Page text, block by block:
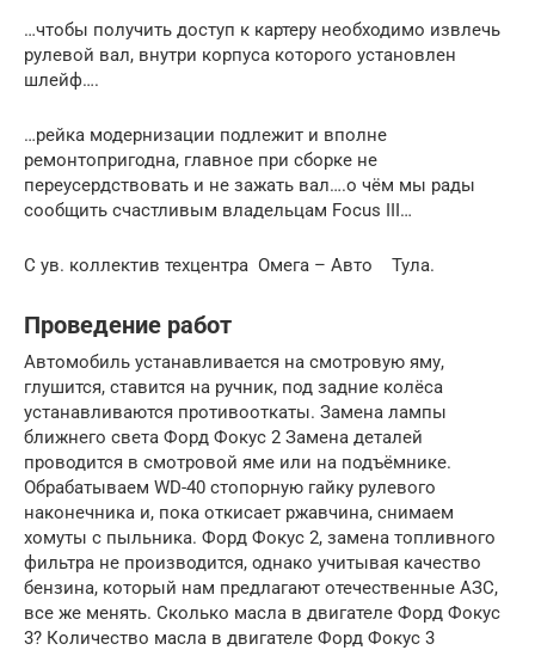
…чтобы получить доступ к картеру необходимо извлечь
рулевой вал, внутри корпуса которого установлен
шлейф….
…рейка модернизации подлежит и вполне
ремонтопригодна, главное при сборке не
переусердствовать и не зажать вал….о чём мы рады
сообщить счастливым владельцам Focus III…
С ув. коллектив техцентра Омега – Авто Тула.
Проведение работ
Автомобиль устанавливается на смотровую яму,
глушится, ставится на ручник, под задние колёса
устанавливаются противооткаты. Замена лампы
ближнего света Форд Фокус 2 Замена деталей
проводится в смотровой яме или на подъёмнике.
Обрабатываем WD-40 стопорную гайку рулевого
наконечника и, пока откисает ржавчина, снимаем
хомуты с пыльника. Форд Фокус 2, замена топливного
фильтра не производится, однако учитывая качество
бензина, который нам предлагают отечественные АЗС,
все же менять. Сколько масла в двигателе Форд Фокус
3? Количество масла в двигателе Форд Фокус 3